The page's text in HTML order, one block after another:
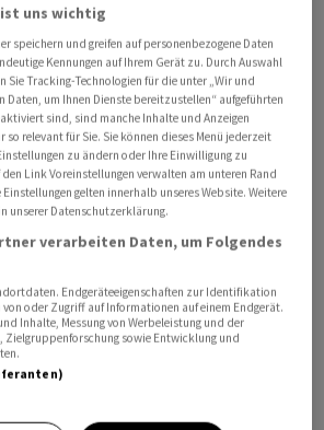
verfüge über 35 Jahre
im internationalen Tourismus und
es in der Mitteilung vom Dienstag.
22 Jahren im Hotel Storchen in
als Geschäftsführer, sowie ab 2020
der Fünf-Sterne-Hotels
Alex in Thalwil. Gleichzeitig ist er
der Ecole Hôtelière de Lausanne
er Vorstandsmitglied bei Schweiz
wird Arnold gemäss der
Manager direkt führen.
Auftrag von Orascoms Hotel
Director Hotels Andermatt"
mit den Hotels "The Chedi
uns wichtig
speichern und greifen auf personenbezogene Daten
Kennungen auf Ihrem Gerät zu. Durch Auswahl
Sie Tracking-Technologien für die unter „Wir und
Daten, um Ihnen Dienste bereitzustellen“ aufgeführten
sind, sind manche Inhalte und Anzeigen
so relevant für Sie. Sie können dieses Menü jederzeit
zu ändern oder Ihre Einwilligung zu
Link Voreinstellungen verwalten am unteren Rand
gelten innerhalb unseres Website. Weitere
unserer Datenschutzerklärung.
verarbeiten Daten, um Folgendes
Endgeräteeigenschaften zur Identifikation
oder Zugriff auf Informationen auf einem Endgerät.
Inhalte, Messung von Werbeleistung und der
Zielgruppenforschung sowie Entwicklung und